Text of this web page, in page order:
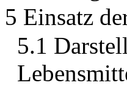
5 Einsatz
5.1